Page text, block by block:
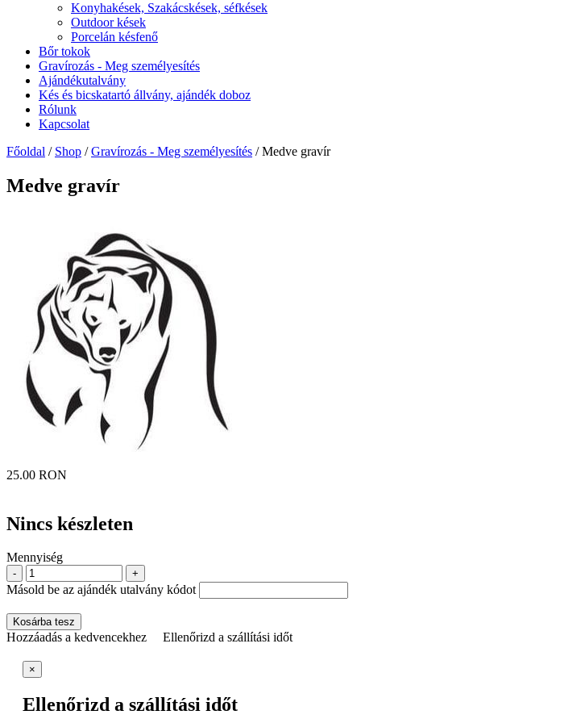
Konyhakések, Szakácskések, séfkések
Outdoor kések
Porcelán késfenő
Bőr tokok
Gravírozás - Meg személyesítés
Ajándékutalvány
Kés és bicskatartó állvány, ajándék doboz
Rólunk
Kapcsolat
Főoldal / Shop /Gravírozás - Meg személyesítés / Medve gravír
Medve gravír
25.00 RON
Nincs készleten
Mennyiség
- +
Másold be az ajándék utalvány kódot
Kosárba tesz
Hozzáadás a kedvencekhez Ellenőrizd a szállítási időt
×
Ellenőrizd a szállítási időt